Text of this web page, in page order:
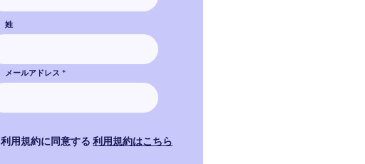
姓
メールアドレス
利用規約に同意する 利用規約はこちら